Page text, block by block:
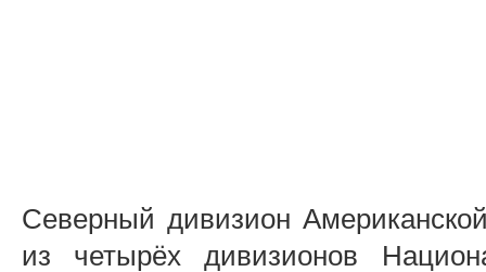
Северный дивизион
из четырёх дивизионов